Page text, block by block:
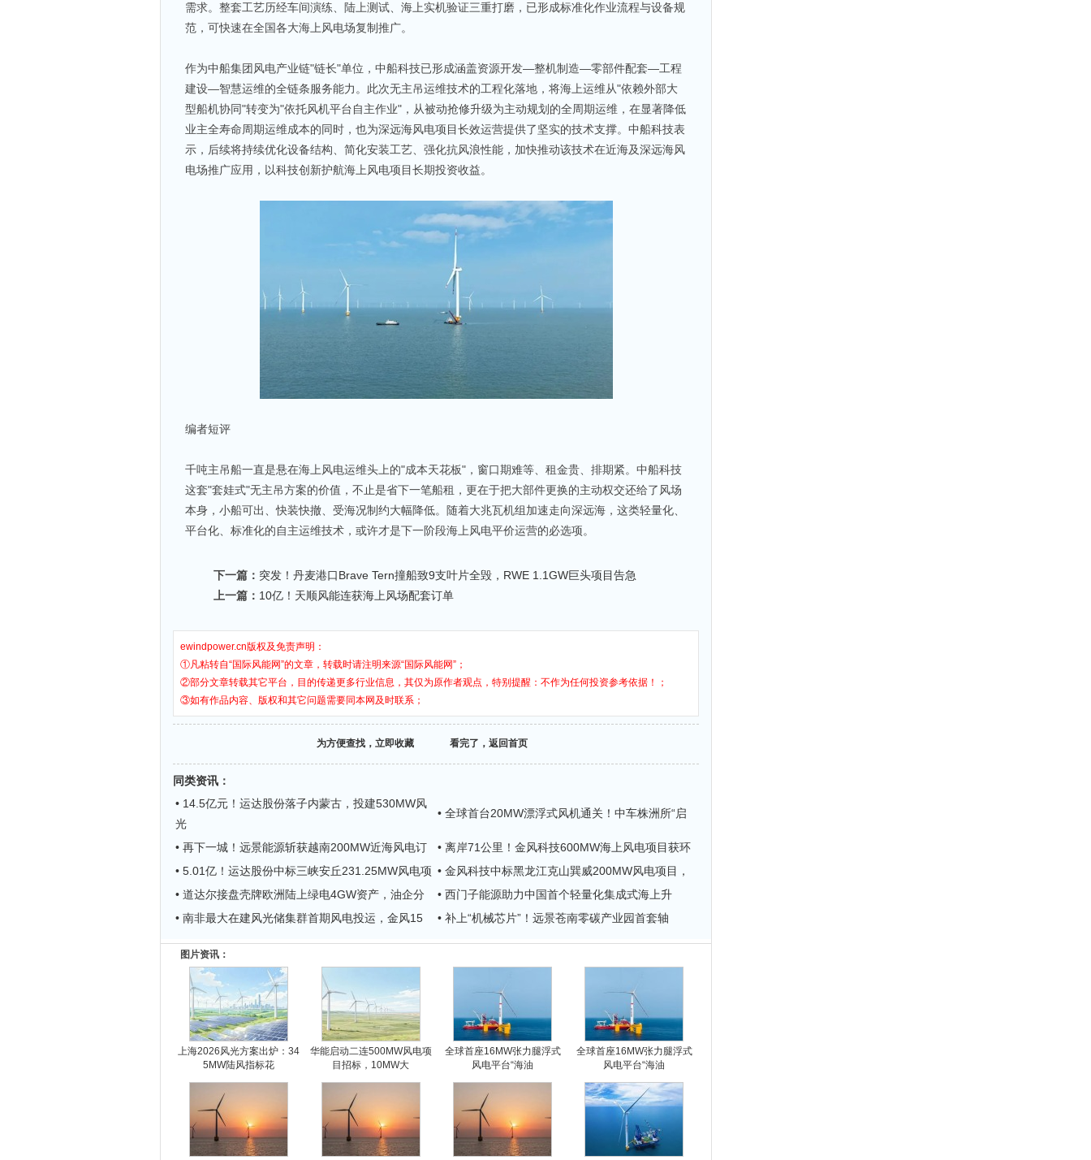
需求。整套工艺历经车间演练、陆上测试、海上实机验证三重打磨，已形成标准化作业流程与设备规
范，可快速在全国各大海上风电场复制推广。
作为中船集团风电产业链"链长"单位，中船科技已形成涵盖资源开发—整机制造—零部件配套—工程
建设—智慧运维的全链条服务能力。此次无主吊运维技术的工程化落地，将海上运维从"依赖外部大
型船机协同"转变为"依托风机平台自主作业"，从被动抢修升级为主动规划的全周期运维，在显著降低
业主全寿命周期运维成本的同时，也为深远海风电项目长效运营提供了坚实的技术支撑。中船科技表
示，后续将持续优化设备结构、简化安装工艺、强化抗风浪性能，加快推动该技术在近海及深远海风
电场推广应用，以科技创新护航海上风电项目长期投资收益。
编者短评
千吨主吊船一直是悬在海上风电运维头上的"成本天花板"，窗口期难等、租金贵、排期紧。中船科技
这套"套娃式"无主吊方案的价值，不止是省下一笔船租，更在于把大部件更换的主动权交还给了风场
本身，小船可出、快装快撤、受海况制约大幅降低。随着大兆瓦机组加速走向深远海，这类轻量化、
平台化、标准化的自主运维技术，或许才是下一阶段海上风电平价运营的必选项。
下一篇： 突发！丹麦港口Brave Tern撞船致9支叶片全毁，RWE 1.1GW巨头项目告急
上一篇： 10亿！天顺风能连获海上风场配套订单
ewindpower.cn版权及免责声明：
①凡粘转自“国际风能网”的文章，转载时请注明来源“国际风能网”；
②部分文章转载其它平台，目的传递更多行业信息，其仅为原作者观点，特别提醒：不作为任何投资参考依据！；
③如有作品内容、版权和其它问题需要同本网及时联系；
为方便查找，立即收藏 看完了，返回首页
同类资讯 ：
• 14.5亿元！运达股份落子内蒙古，投建530MW风
光
• 全球首台20MW漂浮式风机通关！中车株洲所“启
• 再下一城！远景能源斩获越南200MW近海风电订
• 离岸71公里！金风科技600MW海上风电项目获环
• 5.01亿！运达股份中标三峡安丘231.25MW风电项 • 金风科技中标黑龙江克山巽威200MW风电项目，
• 道达尔接盘壳牌欧洲陆上绿电4GW资产，油企分
• 西门子能源助力中国首个轻量化集成式海上升
• 南非最大在建风光储集群首期风电投运，金风15
• 补上“机械芯片”！远景苍南零碳产业园首套轴
图片资讯：
上海2026风光方案出炉：34
5MW陆风指标花
华能启动二连500MW风电项
目招标，10MW大
全球首座16MW张力腿浮式
风电平台“海油
全球首座16MW张力腿浮式
风电平台“海油